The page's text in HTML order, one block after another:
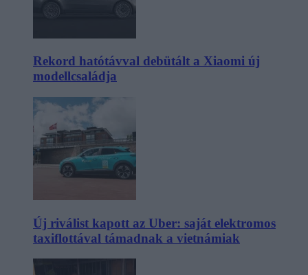
Rekord hatótávval debütált a Xiaomi új
modellcsaládja
Új riválist kapott az Uber: saját elektromos
taxiflottával támadnak a vietnámiak